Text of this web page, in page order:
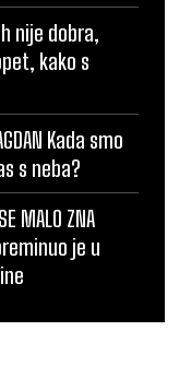
nije dobra,
kako s
Kada smo
s neba?
MALO ZNA
je u